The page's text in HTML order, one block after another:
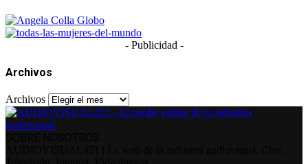
- Publicidad -
Archivos
Archivos